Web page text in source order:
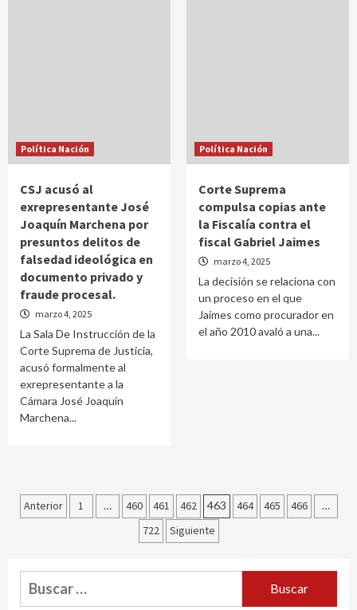
Política Nación
CSJ acusó al
exrepresentante José
Joaquín Marchena por
presuntos delitos de
falsedad ideológica en
documento privado y
fraude procesal.
marzo 4, 2025
La Sala De Instrucción de la
Corte Suprema de Justicia,
acusó formalmente al
exrepresentante a la
Cámara José Joaquín
Marchena...
Política Nación
Corte Suprema
compulsa copias ante
la Fiscalía contra el
fiscal Gabriel Jaimes
marzo 4, 2025
La decisión se relaciona con
un proceso en el que
Jaimes como procurador en
el año 2010 avaló a una...
Paginación
Anterior 1 … 460 461 462 463 464 465 466 …
722 Siguiente
Buscar: